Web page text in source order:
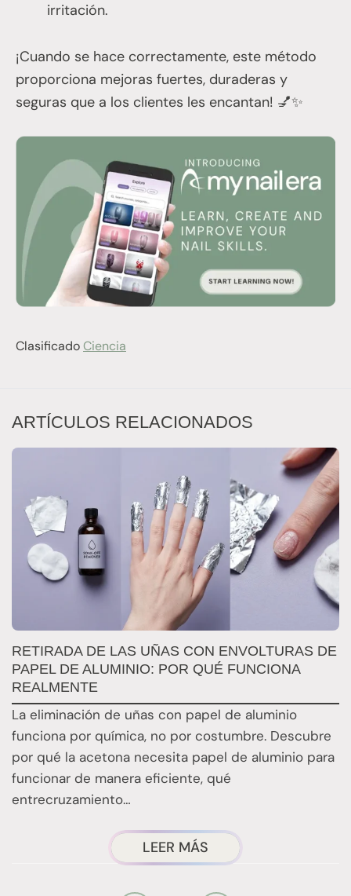
irritación.
¡Cuando se hace correctamente, este método
proporciona mejoras fuertes, duraderas y
seguras que a los clientes les encantan! 💅✨
Clasificado Ciencia
ARTÍCULOS RELACIONADOS
RETIRADA DE LAS UÑAS CON ENVOLTURAS DE
PAPEL DE ALUMINIO: POR QUÉ FUNCIONA
REALMENTE
La eliminación de uñas con papel de aluminio
funciona por química, no por costumbre. Descubre
por qué la acetona necesita papel de aluminio para
funcionar de manera eficiente, qué
entrecruzamiento…
LEER MÁS ACERCA
DE
LA